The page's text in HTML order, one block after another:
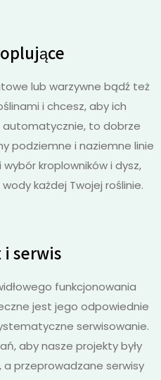
lub warzywne bądź też
i chcesz, aby ich
automatycznie, to dobrze
podziemne i naziemne linie
kroplowników i dysz,
każdej Twojej roślinie.
serwis
funkcjonowania
jest jego odpowiednie
serwisowanie.
aby nasze projekty były
przeprowadzane serwisy